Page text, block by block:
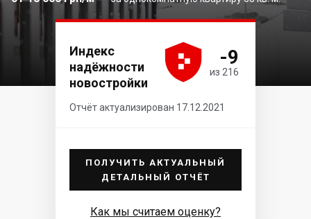
Индекс
надёжности
новостройки




 -9
из 216
Отчёт актуализирован 17.12.2021
ПОЛУЧИТЬ АКТУАЛЬНЫЙ
ДЕТАЛЬНЫЙ ОТЧЁТ
Как мы считаем оценку?